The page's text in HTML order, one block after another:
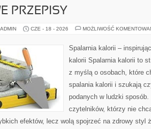
PRZEPISY
CZE - 18 - 2026 MOŻLIWOŚĆ
Spalarnia kalorii –
kalorii Spalarnia kalorii to
z myślą o osobach, które
spalania kalorii i szukają
podanych w ludzki sposób.
czytelników, którzy nie
efektów, lecz wolą spojrzeć na zdrowy styl